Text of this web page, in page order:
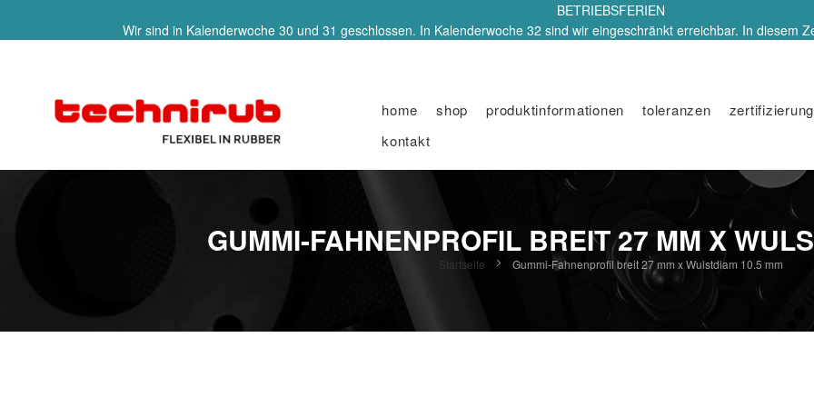
BETRIEBSFERIEN
Wir sind in Kalenderwoche 30 und 31 geschlossen. In Kalenderwoche 32 sind wir eingeschränkt erreichbar. In diesem
home shop produktinformationen toleranzen zertifizierung
kontakt
GUMMI-FAHNENPROFIL BREIT 27 MM X
Startseite Gummi-Fahnenprofil breit 27 mm x Wulstdiam 10.5 mm